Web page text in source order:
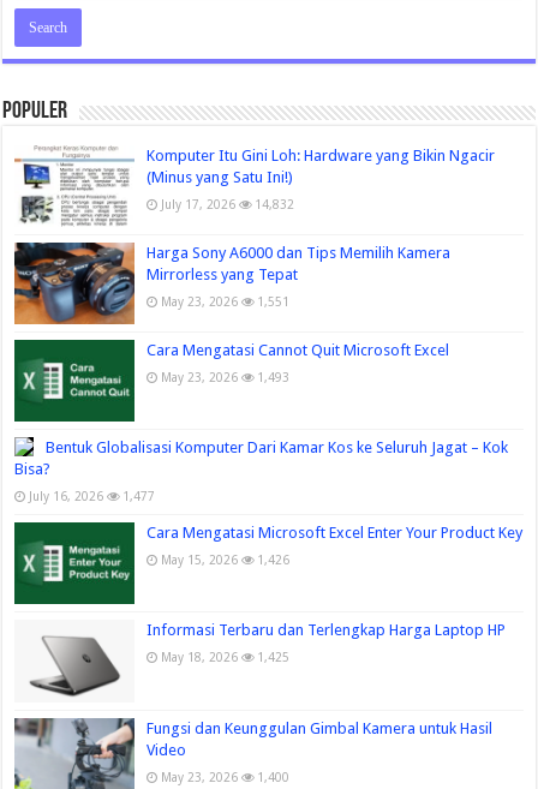
Populer
Komputer Itu Gini Loh: Hardware yang Bikin Ngacir
(Minus yang Satu Ini!)
July 17, 2026 14,832
Harga Sony A6000 dan Tips Memilih Kamera
Mirrorless yang Tepat
May 23, 2026 1,551
Cara Mengatasi Cannot Quit Microsoft Excel
May 23, 2026 1,493
Bentuk Globalisasi Komputer Dari Kamar Kos ke Seluruh Jagat – Kok
Bisa?
July 16, 2026 1,477
Cara Mengatasi Microsoft Excel Enter Your Product Key
May 15, 2026 1,426
Informasi Terbaru dan Terlengkap Harga Laptop HP
May 18, 2026 1,425
Fungsi dan Keunggulan Gimbal Kamera untuk Hasil
Video
May 23, 2026 1,400